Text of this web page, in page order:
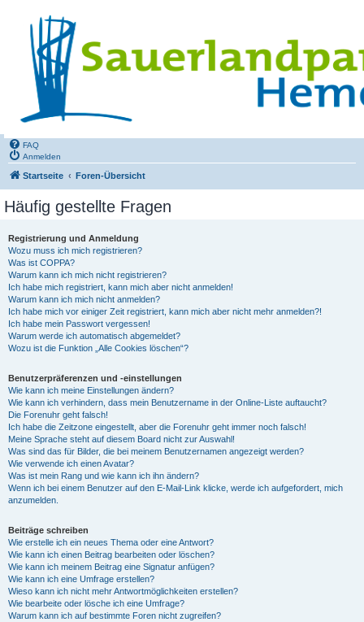
FAQ
Anmelden
Startseite Foren-Übersicht
Häufig gestellte Fragen
Registrierung und Anmeldung
Wozu muss ich mich registrieren?
Was ist COPPA?
Warum kann ich mich nicht registrieren?
Ich habe mich registriert, kann mich aber nicht anmelden!
Warum kann ich mich nicht anmelden?
Ich habe mich vor einiger Zeit registriert, kann mich aber nicht mehr anmelden?!
Ich habe mein Passwort vergessen!
Warum werde ich automatisch abgemeldet?
Wozu ist die Funktion „Alle Cookies löschen“?
Benutzerpräferenzen und -einstellungen
Wie kann ich meine Einstellungen ändern?
Wie kann ich verhindern, dass mein Benutzername in der Online-Liste auftaucht?
Die Forenuhr geht falsch!
Ich habe die Zeitzone eingestellt, aber die Forenuhr geht immer noch falsch!
Meine Sprache steht auf diesem Board nicht zur Auswahl!
Was sind das für Bilder, die bei meinem Benutzernamen angezeigt werden?
Wie verwende ich einen Avatar?
Was ist mein Rang und wie kann ich ihn ändern?
Wenn ich bei einem Benutzer auf den E-Mail-Link klicke, werde ich aufgefordert, mich
anzumelden.
Beiträge schreiben
Wie erstelle ich ein neues Thema oder eine Antwort?
Wie kann ich einen Beitrag bearbeiten oder löschen?
Wie kann ich meinem Beitrag eine Signatur anfügen?
Wie kann ich eine Umfrage erstellen?
Wieso kann ich nicht mehr Antwortmöglichkeiten erstellen?
Wie bearbeite oder lösche ich eine Umfrage?
Warum kann ich auf bestimmte Foren nicht zugreifen?